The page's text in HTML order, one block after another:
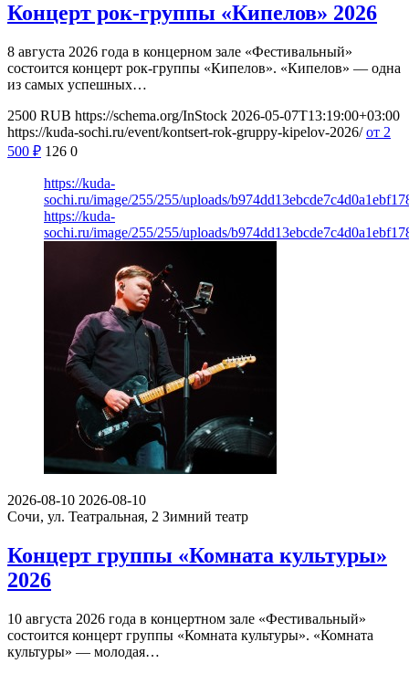
Концерт рок-группы «Кипелов» 2026
8 августа 2026 года в концерном зале «Фестивальный»
состоится концерт рок-группы «Кипелов». «Кипелов» — одна
из самых успешных…
2500 RUB https://schema.org/InStock 2026-05-07T13:19:00+03:00
https://kuda-sochi.ru/event/kontsert-rok-gruppy-kipelov-2026/ от 2
500 ₽ 126 0
https://kuda-
sochi.ru/image/255/255/uploads/
https://kuda-
sochi.ru/image/255/255/uploads/
2026-08-10 2026-08-10
Сочи, ул. Театральная, 2 Зимний театр
Концерт группы «Комната культуры»
2026
10 августа 2026 года в концертном зале «Фестивальный»
состоится концерт группы «Комната культуры». «Комната
культуры» — молодая…